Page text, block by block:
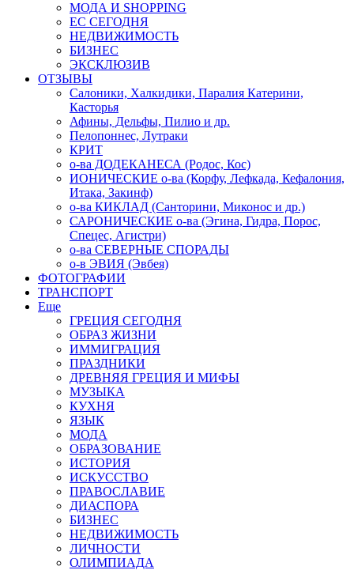
МОДА И SHOPPING
ЕС СЕГОДНЯ
НЕДВИЖИМОСТЬ
БИЗНЕС
ЭКСКЛЮЗИВ
ОТЗЫВЫ
Салоники, Халкидики, Паралия Катерини,
Касторья
Афины, Дельфы, Пилио и др.
Пелопоннес, Лутраки
КРИТ
о-ва ДОДЕКАНЕСА (Родос, Кос)
ИОНИЧЕСКИЕ о-ва (Корфу, Лефкада, Кефалония,
Итака, Закинф)
о-ва КИКЛАД (Санторини, Миконос и др.)
САРОНИЧЕСКИЕ о-ва (Эгина, Гидра, Порос,
Спецес, Агистри)
о-ва СЕВЕРНЫЕ СПОРАДЫ
о-в ЭВИЯ (Эвбея)
ФОТОГРАФИИ
ТРАНСПОРТ
Еще
ГРЕЦИЯ СЕГОДНЯ
ОБРАЗ ЖИЗНИ
ИММИГРАЦИЯ
ПРАЗДНИКИ
ДРЕВНЯЯ ГРЕЦИЯ И МИФЫ
МУЗЫКА
КУХНЯ
ЯЗЫК
МОДА
ОБРАЗОВАНИЕ
ИСТОРИЯ
ИСКУССТВО
ПРАВОСЛАВИЕ
ДИАСПОРА
БИЗНЕС
НЕДВИЖИМОСТЬ
ЛИЧНОСТИ
ОЛИМПИАДА